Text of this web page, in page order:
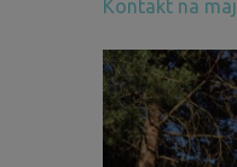
Kontakt na